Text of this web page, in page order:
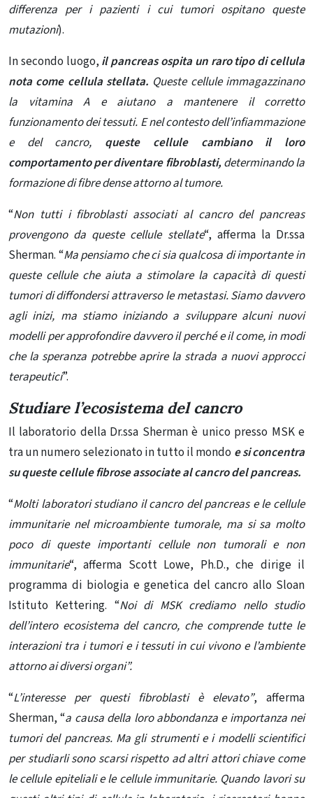
differenza per i pazienti i cui tumori ospitano queste
mutazioni).
In secondo luogo, il pancreas ospita un raro tipo di cellula
nota come cellula stellata. Queste cellule immagazzinano
la vitamina A e aiutano a mantenere il corretto
funzionamento dei tessuti. E nel contesto dell’infiammazione
e del cancro, queste cellule cambiano il loro
comportamento per diventare fibroblasti, determinando la
formazione di fibre dense attorno al tumore.
“Non tutti i fibroblasti associati al cancro del pancreas
provengono da queste cellule stellate“, afferma la Dr.ssa
Sherman. “Ma pensiamo che ci sia qualcosa di importante in
queste cellule che aiuta a stimolare la capacità di questi
tumori di diffondersi attraverso le metastasi. Siamo davvero
agli inizi, ma stiamo iniziando a sviluppare alcuni nuovi
modelli per approfondire davvero il perché e il come, in modi
che la speranza potrebbe aprire la strada a nuovi approcci
terapeutici”.
Studiare l’ecosistema del cancro
Il laboratorio della Dr.ssa Sherman è unico presso MSK e
tra un numero selezionato in tutto il mondo e si concentra
su queste cellule fibrose associate al cancro del pancreas.
“Molti laboratori studiano il cancro del pancreas e le cellule
immunitarie nel microambiente tumorale, ma si sa molto
poco di queste importanti cellule non tumorali e non
immunitarie“, afferma Scott Lowe, Ph.D., che dirige il
programma di biologia e genetica del cancro allo Sloan
Istituto Kettering. “Noi di MSK crediamo nello studio
dell’intero ecosistema del cancro, che comprende tutte le
interazioni tra i tumori e i tessuti in cui vivono e l’ambiente
attorno ai diversi organi”.
“L’interesse per questi fibroblasti è elevato”, afferma
Sherman, “a causa della loro abbondanza e importanza nei
tumori del pancreas. Ma gli strumenti e i modelli scientifici
per studiarli sono scarsi rispetto ad altri attori chiave come
le cellule epiteliali e le cellule immunitarie. Quando lavori su